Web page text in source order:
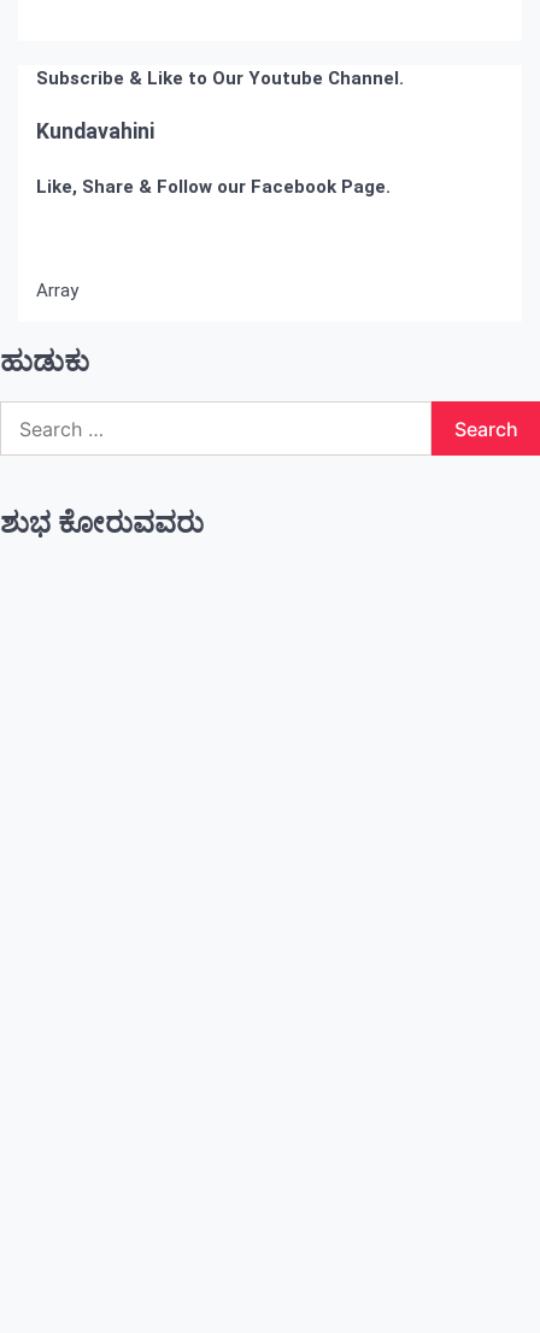
Subscribe & Like to Our Youtube Channel.
Kundavahini
Like, Share & Follow our Facebook Page.
Array
ಹುಡುಕು
for:
ಶುಭ ಕೋರುವವರು